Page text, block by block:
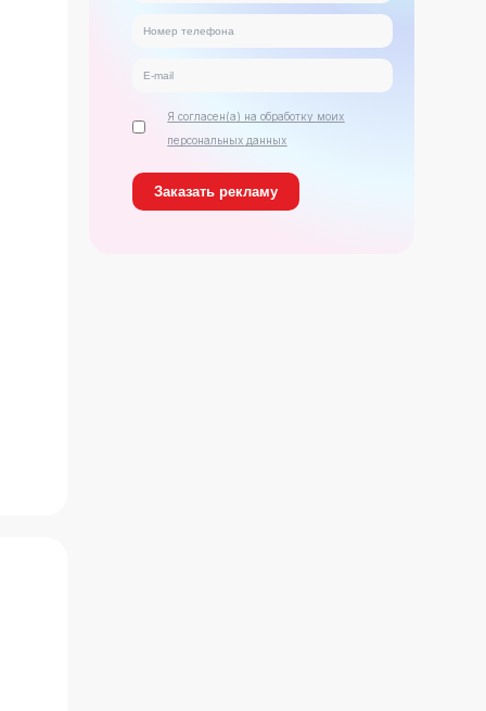
Я согласен(а) на обработку моих
персональных данных